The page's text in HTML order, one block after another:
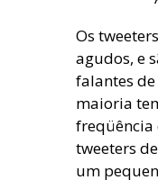
Os
agudos, e
falantes
maioria
freqüência
tweeters
um